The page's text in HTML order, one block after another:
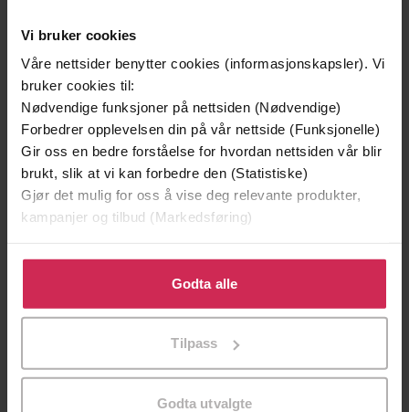
Vi bruker cookies
Våre nettsider benytter cookies (informasjonskapsler). Vi
bruker cookies til:
Nødvendige funksjoner på nettsiden (Nødvendige)
Forbedrer opplevelsen din på vår nettside (Funksjonelle)
Gir oss en bedre forståelse for hvordan nettsiden vår blir
brukt, slik at vi kan forbedre den (Statistiske)
Gjør det mulig for oss å vise deg relevante produkter,
kampanjer og tilbud (Markedsføring)
Klikk på «Godta alle» for å gi oss ditt samtykke til å
bruke cookies for alle disse formålene. Du kan også
tilpasse ditt samtykke til spesifikke formål ved å klikke
Godta alle
Tilpass
Godta utvalgte
378,-
The Weavers Of Saramyr
Chris Wooding
LYDBOK
378,-
The Ascendancy Veil
Chris Wooding